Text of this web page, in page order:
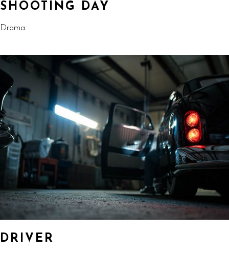
SHOOTING DAY
Drama
DRIVER